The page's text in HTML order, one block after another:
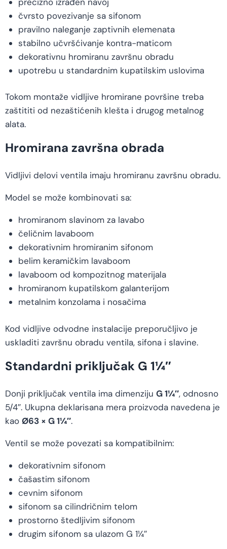
čvrsto povezivanje sa sifonom
pravilno naleganje zaptivnih elemenata
stabilno učvršćivanje kontra-maticom
dekorativnu hromiranu završnu obradu
upotrebu u standardnim kupatilskim uslovima
Tokom montaže vidljive hromirane površine treba
zaštititi od nezaštićenih klešta i drugog metalnog
alata.
Hromirana završna obrada
Vidljivi delovi ventila imaju hromiranu završnu obradu.
Model se može kombinovati sa:
hromiranom slavinom za lavabo
čeličnim lavaboom
dekorativnim hromiranim sifonom
belim keramičkim lavaboom
lavaboom od kompozitnog materijala
hromiranom kupatilskom galanterijom
metalnim konzolama i nosačima
Kod vidljive odvodne instalacije preporučljivo je
uskladiti završnu obradu ventila, sifona i slavine.
Standardni priključak G 1¼″
Donji priključak ventila ima dimenziju G 1¼″, odnosno
5/4″. Ukupna deklarisana mera proizvoda navedena je
kao Ø63 × G 1¼″.
Ventil se može povezati sa kompatibilnim:
dekorativnim sifonom
čašastim sifonom
cevnim sifonom
sifonom sa cilindričnim telom
prostorno štedljivim sifonom
drugim sifonom sa ulazom G 1¼″